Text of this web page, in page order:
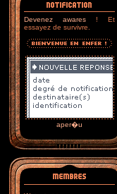
Devenez awares ! Et
essayez de survivre.
aper�u